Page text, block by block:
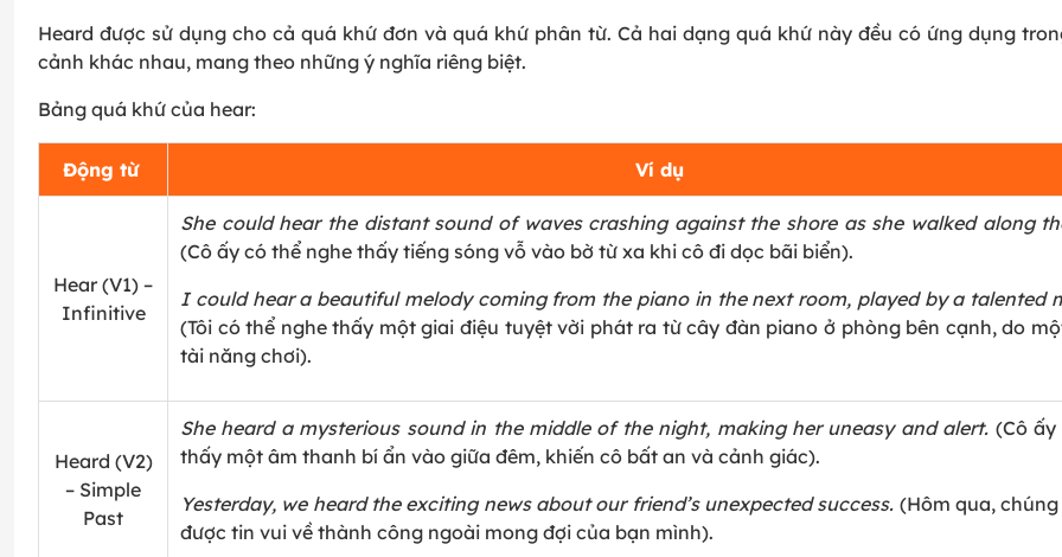
Heard được sử dụng cho cả quá khứ đơn và quá khứ phân từ. Cả hai dạng quá khứ này đều có ứng dụng
cảnh khác nhau, mang theo những ý nghĩa riêng biệt.
Bảng quá khứ của hear:
Động từ Ví dụ
Hear (V1) –
Infinitive
She could hear the distant sound of waves crashing against the shore as she walked along
(Cô ấy có thể nghe thấy tiếng sóng vỗ vào bờ từ xa khi cô đi dọc bãi biển).
I could hear a beautiful melody coming from the piano in the next room, played by a talented
(Tôi có thể nghe thấy một giai điệu tuyệt vời phát ra từ cây đàn piano ở phòng bên cạnh, do
tài năng chơi).
Heard (V2)
– Simple
Past
She heard a mysterious sound in the middle of the night, making her uneasy and alert. (Cô
thấy một âm thanh bí ẩn vào giữa đêm, khiến cô bất an và cảnh giác).
Yesterday, we heard the exciting news about our friend’s unexpected success. (Hôm qua,
được tin vui về thành công ngoài mong đợi của bạn mình).